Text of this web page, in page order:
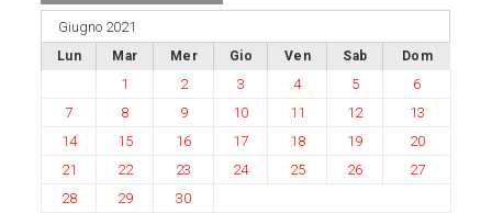
Giugno 2021
Lun Mar Mer Gio Ven Sab Dom
1 2 3 4 5
6
7
8 9 10 11 12
13
14
15 16 17 18 19
20
21
22 23 24 25 26
27
28
29 30